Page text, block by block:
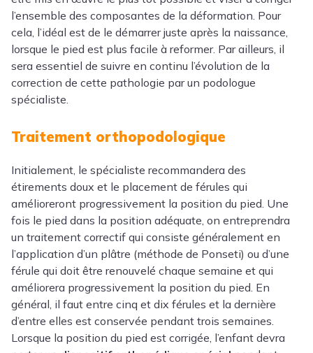
l’ensemble des composantes de la déformation. Pour
cela, l’idéal est de le démarrer juste après la naissance,
lorsque le pied est plus facile à reformer. Par ailleurs, il
sera essentiel de suivre en continu l’évolution de la
correction de cette pathologie par un podologue
spécialiste.
Traitement orthopodologique
Initialement, le spécialiste recommandera des
étirements doux et le placement de férules qui
amélioreront progressivement la position du pied. Une
fois le pied dans la position adéquate, on entreprendra
un traitement correctif qui consiste généralement en
l’application d’un plâtre (méthode de Ponseti) ou d’une
férule qui doit être renouvelé chaque semaine et qui
améliorera progressivement la position du pied. En
général, il faut entre cinq et dix férules et la dernière
d’entre elles est conservée pendant trois semaines.
Lorsque la position du pied est corrigée, l’enfant devra